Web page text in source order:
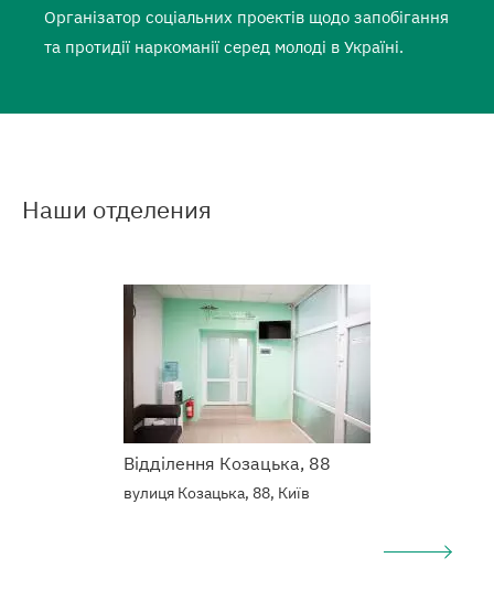
Організатор соціальних проектів щодо запобігання
та протидії наркоманії серед молоді в Україні.
Наши отделения
Відділення Козацька, 88
вулиця Козацька, 88, Київ